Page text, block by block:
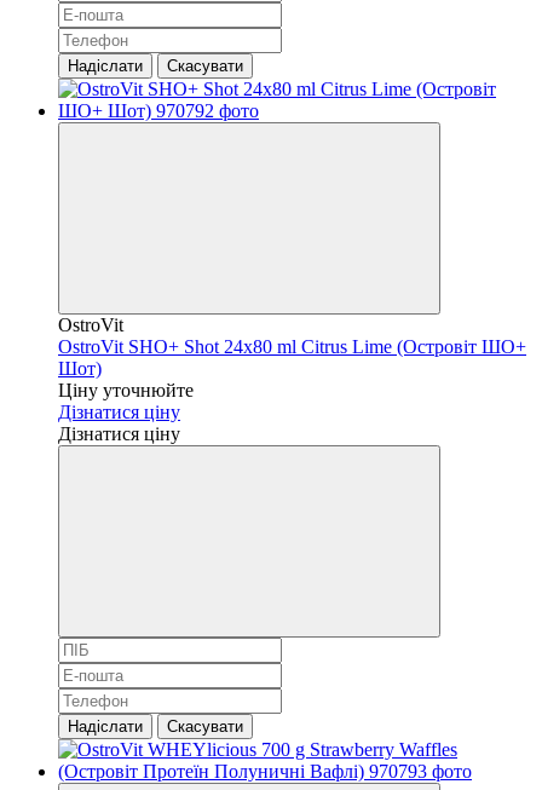
Надіслати Скасувати
OstroVit
OstroVit SHO+ Shot 24x80 ml Citrus Lime (Островіт ШО+
Шот)
Ціну уточнюйте
Дізнатися ціну
Дізнатися ціну
Надіслати Скасувати